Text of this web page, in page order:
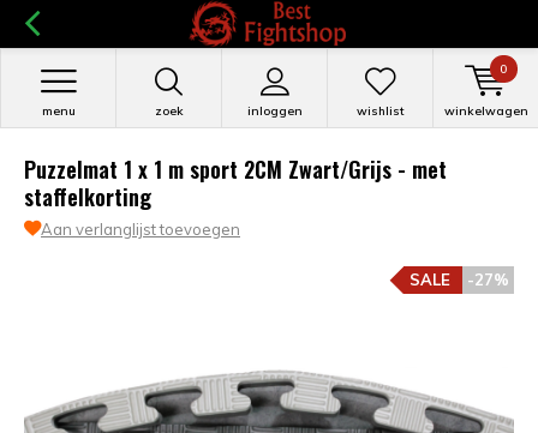
zoek inloggen
menu wishlist winkelwagen
0
Puzzelmat 1 x 1 m sport 2CM Zwart/Grijs - met
staffelkorting
Aan verlanglijst toevoegen
-27%
SALE